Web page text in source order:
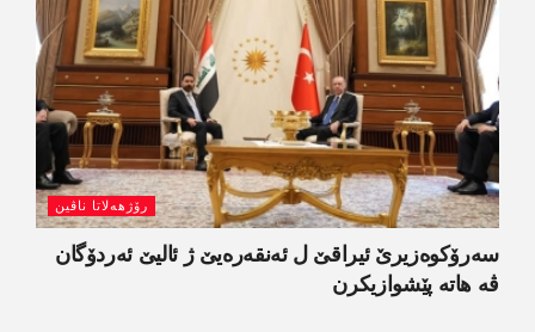
رۆژھەلاتا ناڤین
سەرۆکوەزیرێ ئیراقێ ل ئەنقەرەیێ ژ ئالیێ ئەردۆگان
ڤە ھاتە پێشوازیکرن